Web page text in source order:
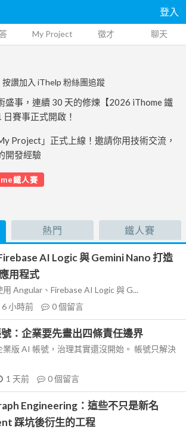
登入
My Project 徵才 聊天
按讚加入 iThelp 粉絲團追蹤
盛事，連續 30 天的修煉【2026 iThome 鐵
日賽事正式開啟！
Project」正式上線！邀請你用技術交流，
開發經驗
鐵人賽
熱門 鐵人賽
AI Logic 與 Gemini Nano 打造
用程式
Angular、Firebase AI Logic 與 G...
6 小時前 0個留言
：企業要先畫出四條責任邊界
版 AI 帳號，治理其實還沒開始。 帳號只解決
1 天前 0個留言
Engineering：這些不只是新名
踩坑後衍生的工程